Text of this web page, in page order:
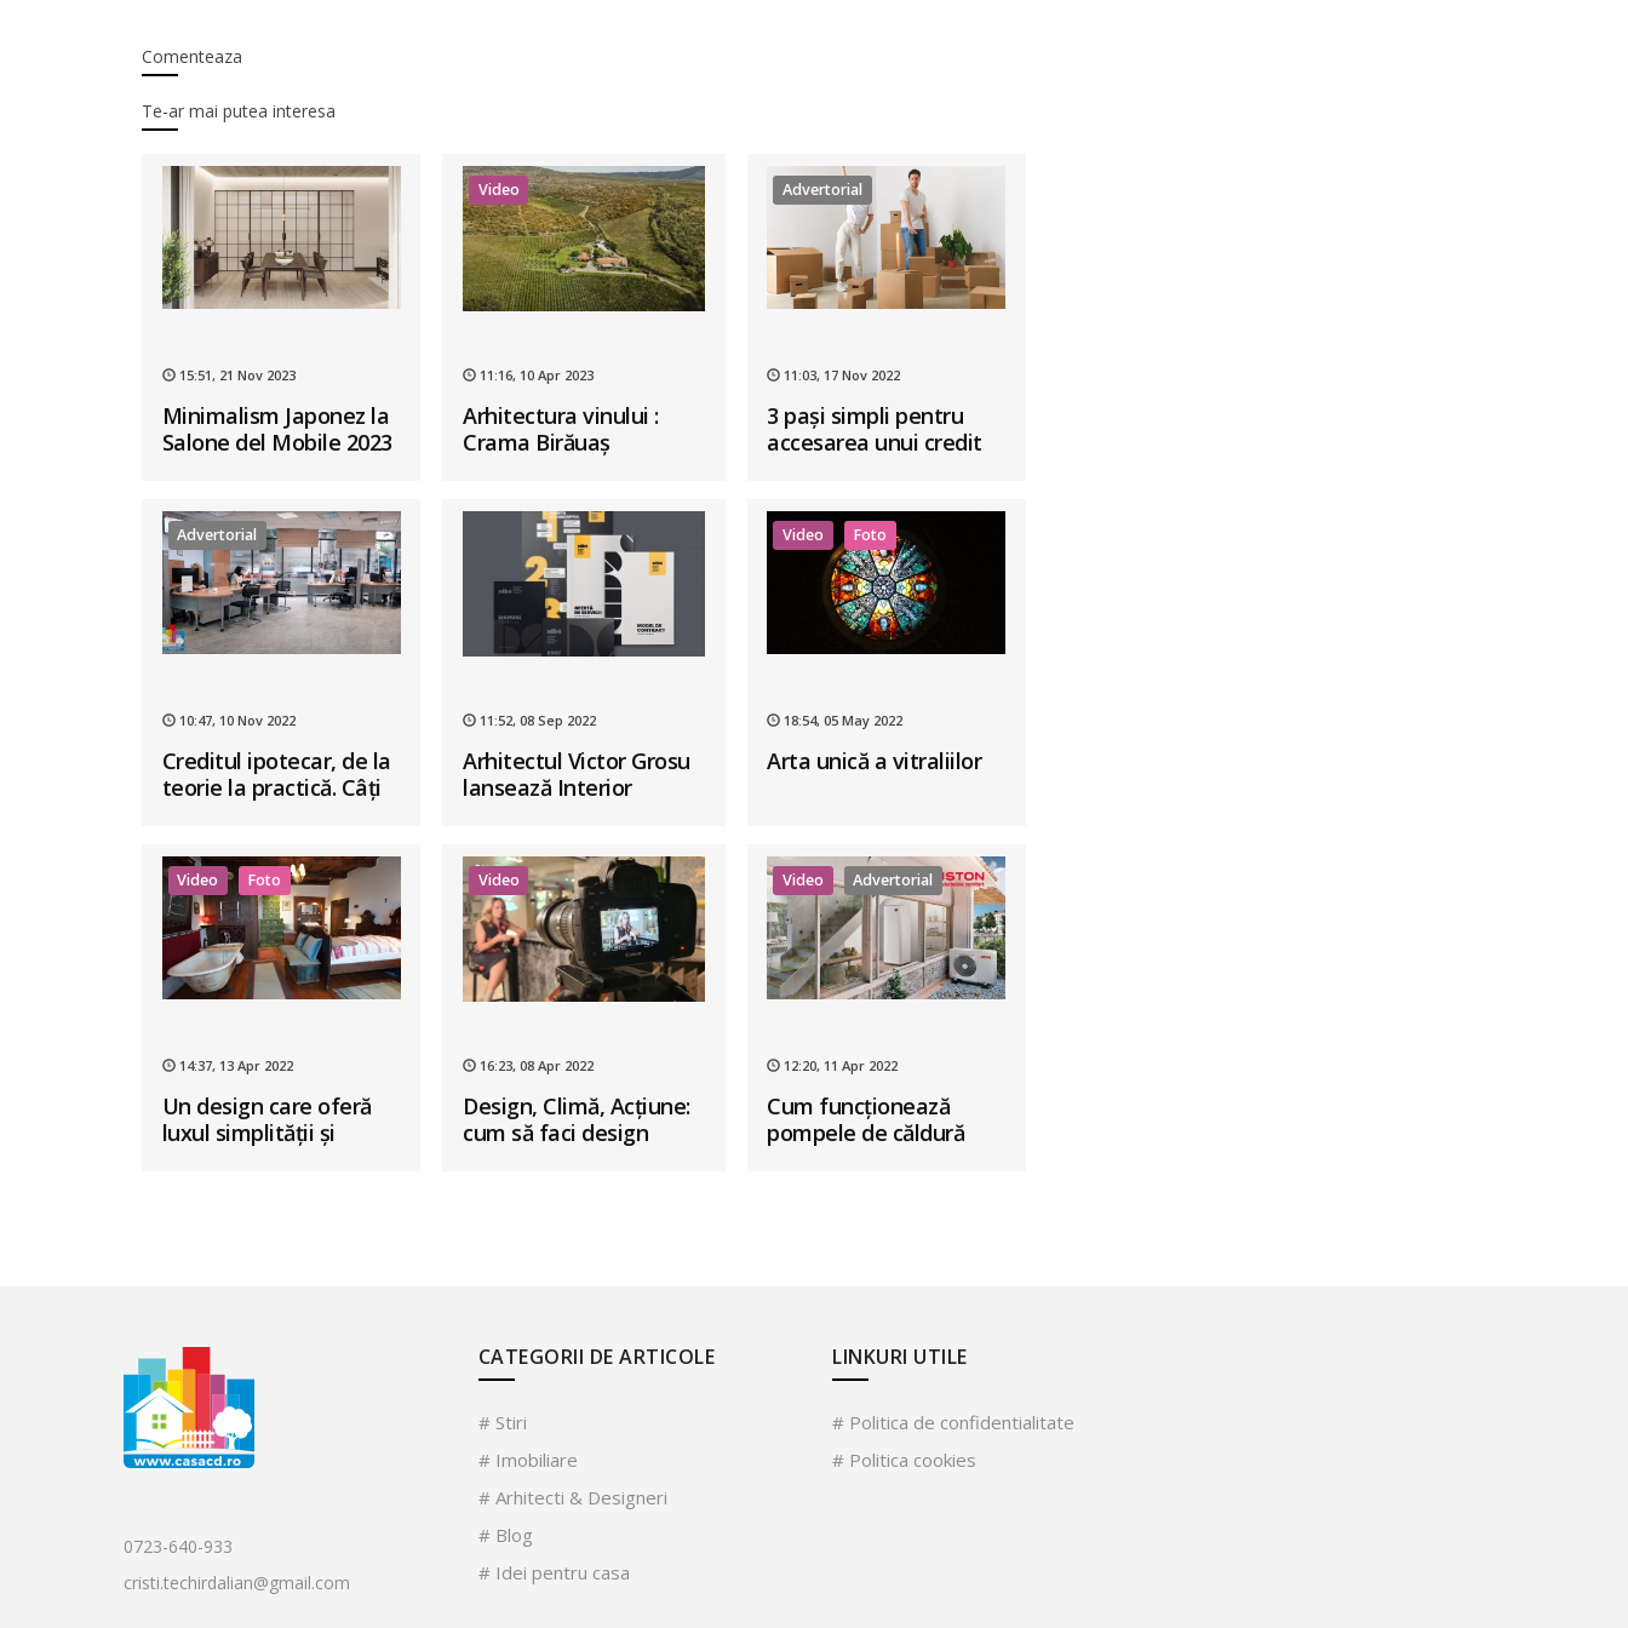
Comenteaza
Te-ar mai putea interesa
15:51, 21 Nov 2023
Minimalism Japonez la
Salone del Mobile 2023
Video
11:16, 10 Apr 2023
Arhitectura vinului :
Crama Birăuaș
Advertorial
11:03, 17 Nov 2022
3 pași simpli pentru
accesarea unui credit
Advertorial
10:47, 10 Nov 2022
Creditul ipotecar, de la
teorie la practică. Câți
11:52, 08 Sep 2022
Arhitectul Victor Grosu
lansează Interior
de business în design
interior din România
Video Foto
18:54, 05 May 2022
Arta unică a vitraliilor
Video Foto
14:37, 13 Apr 2022
Un design care oferă
luxul simplității și
Video
16:23, 08 Apr 2022
Design, Climă, Acțiune:
cum să faci design
Video Advertorial
12:20, 11 Apr 2022
Cum funcționează
pompele de căldură
0723-640-933
cristi.techirdalian@gmail.com
CATEGORII DE ARTICOLE
# Stiri
# Imobiliare
# Arhitecti & Designeri
# Blog
# Idei pentru casa
LINKURI UTILE
# Politica de confidentialitate
# Politica cookies